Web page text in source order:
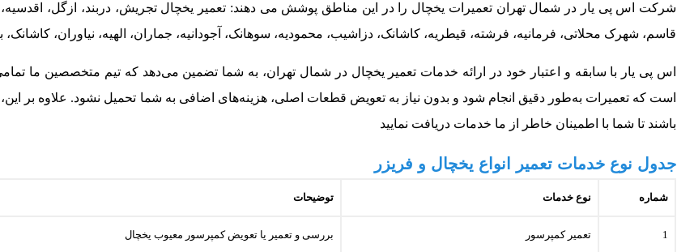
شرکت اس پی یار در شمال تهران تعمیرات یخچال را در این مناطق پوشش می دهند: تعمیر یخچال تجریش، دربند، ازگل، اقدسیه،
قاسم، شهرک محلاتی، فرمانیه، فرشته، قیطریه، کاشانک، دزاشیب، محمودیه، سوهانک، آجودانیه، جماران، الهیه، نیاوران، کاشانک،
اس پی یار با سابقه و اعتبار خود در ارائه خدمات تعمیر یخچال در شمال تهران، به شما تضمین می‌دهد که تیم متخصصین ما
است که تعمیرات به‌طور دقیق انجام شود و بدون نیاز به تعویض قطعات اصلی، هزینه‌های اضافی به شما تحمیل نشود. علاوه بر
باشند تا شما با اطمینان خاطر از ما خدمات دریافت نمایید
جدول نوع خدمات تعمیر انواع یخچال و فریزر
شماره نوع خدمات توضیحات
1 تعمیر کمپرسور بررسی و تعمیر یا تعویض کمپرسور معیوب یخچال